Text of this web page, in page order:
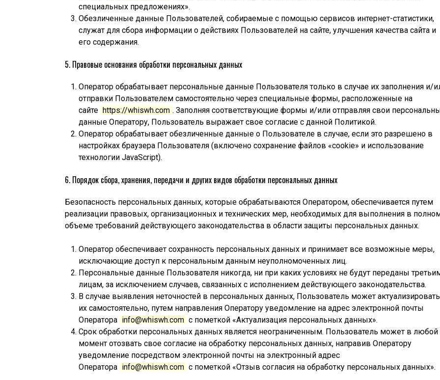
специальных предложениях».
Обезличенные данные Пользователей, собираемые с помощью сервисов интернет-статистики,
служат для сбора информации о действиях Пользователей на сайте, улучшения качества сайта и
его содержания.
5. Правовые основания обработки персональных данных
Оператор обрабатывает персональные данные Пользователя только в случае их заполнения и/
отправки Пользователем самостоятельно через специальные формы, расположенные на
сайте https://whiswh.com . Заполняя соответствующие формы и/или отправляя свои
данные Оператору, Пользователь выражает свое согласие с данной Политикой.
Оператор обрабатывает обезличенные данные о Пользователе в случае, если это разрешено в
настройках браузера Пользователя (включено сохранение файлов «cookie» и использование
технологии JavaScript).
6. Порядок сбора, хранения, передачи и других видов обработки персональных данных
Безопасность персональных данных, которые обрабатываются Оператором, обеспечивается путем
реализации правовых, организационных и технических мер, необходимых для выполнения в
объеме требований действующего законодательства в области защиты персональных данных.
Оператор обеспечивает сохранность персональных данных и принимает все возможные меры,
исключающие доступ к персональным данным неуполномоченных лиц.
Персональные данные Пользователя никогда, ни при каких условиях не будут переданы
лицам, за исключением случаев, связанных с исполнением действующего законодательства.
В случае выявления неточностей в персональных данных, Пользователь может актуализировать
их самостоятельно, путем направления Оператору уведомление на адрес электронной почты
Оператора info@whiswh.com с пометкой «Актуализация персональных данных».
Срок обработки персональных данных является неограниченным. Пользователь может в любой
момент отозвать свое согласие на обработку персональных данных, направив Оператору
уведомление посредством электронной почты на электронный адрес
Оператора info@whiswh.com с пометкой «Отзыв согласия на обработку персональных данных».